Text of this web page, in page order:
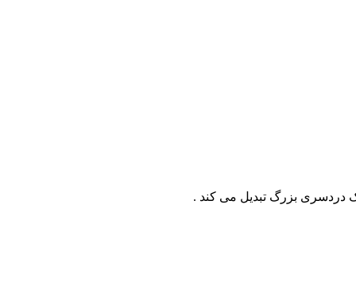
دردسری بزرگ تبدیل می کند .